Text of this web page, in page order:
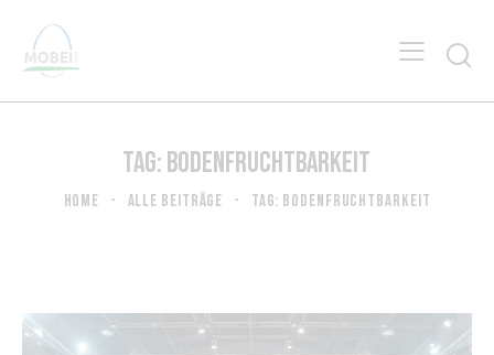
TAG: BODENFRUCHTBARKEIT
HOME ALLE BEITRÄGE TAG: BODENFRUCHTBARKEIT